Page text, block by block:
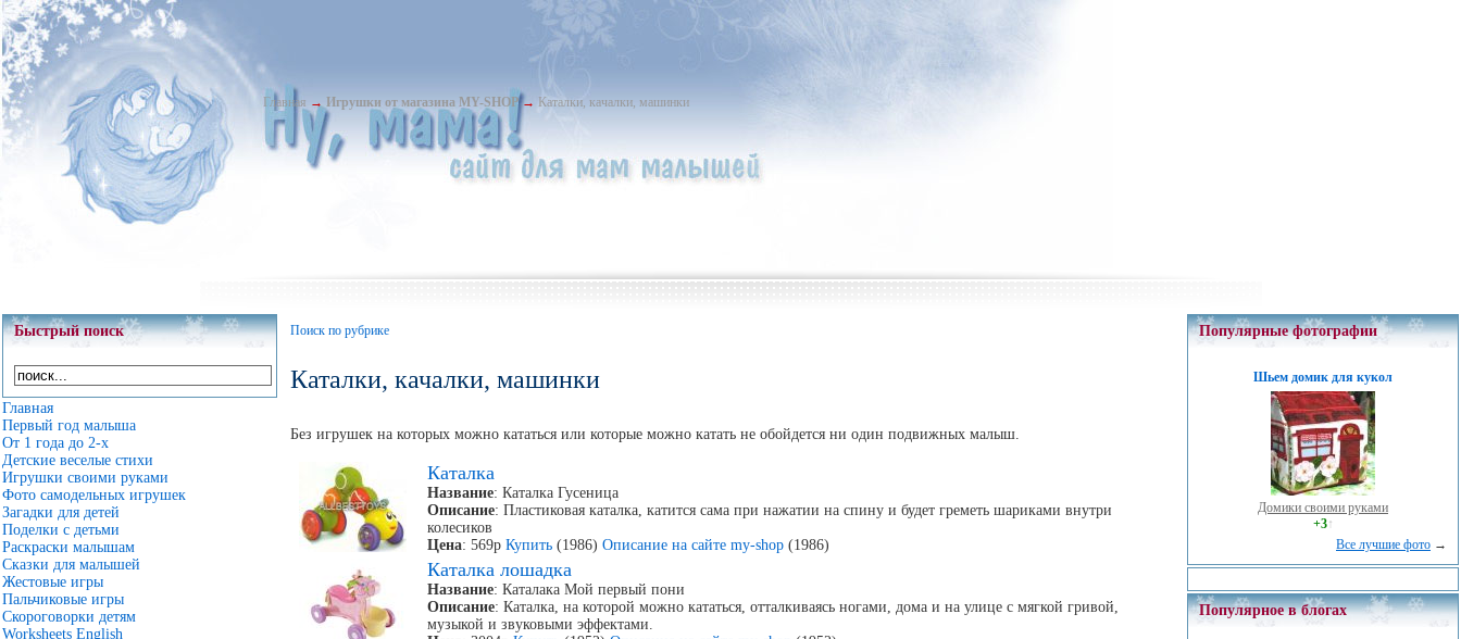
Главная → Игрушки от магазина MY-SHOP→ Каталки, качалки, машинки
Быстрый поиск
Главная
Первый год малыша
От 1 года до 2-х
Детские веселые стихи
Игрушки своими руками
Фото самодельных игрушек
Загадки для детей
Поделки с детьми
Раскраски малышам
Сказки для малышей
Жестовые игры
Пальчиковые игры
Скороговорки детям
Worksheets English
Поиск по рубрике
Каталки, качалки, машинки
Без игрушек на которых можно кататься или которые можно катать не обойдется ни один подвижных малыш.
Каталка
Название: Каталка Гусеница
Описание: Пластиковая каталка, катится сама при нажатии на спину и будет греметь шариками внутри
колесиков
Цена: 569рКупить (1986)Описание на сайте my-shop (1986)
Каталка лошадка
Название: Каталака Мой первый пони
Описание: Каталка, на которой можно кататься, отталкиваясь ногами, дома и на улице с мягкой гривой,
музыкой и звуковыми эффектами.
Популярные фотографии
Шьем домик для кукол
Домики своими руками
+3↑
Все лучшие фото →
Популярное в блогах